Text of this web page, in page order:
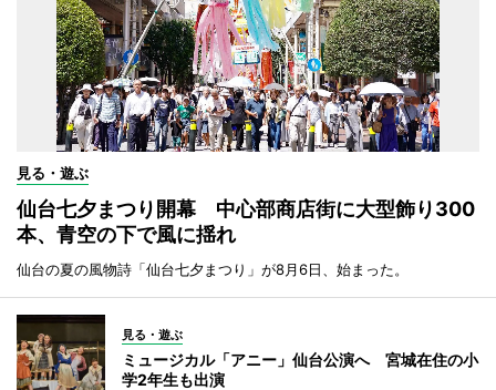
見る・遊ぶ
仙台七夕まつり開幕 中心部商店街に大型飾り300
本、青空の下で風に揺れ
仙台の夏の風物詩「仙台七夕まつり」が8月6日、始まった。
見る・遊ぶ
ミュージカル「アニー」仙台公演へ 宮城在住の小
学2年生も出演